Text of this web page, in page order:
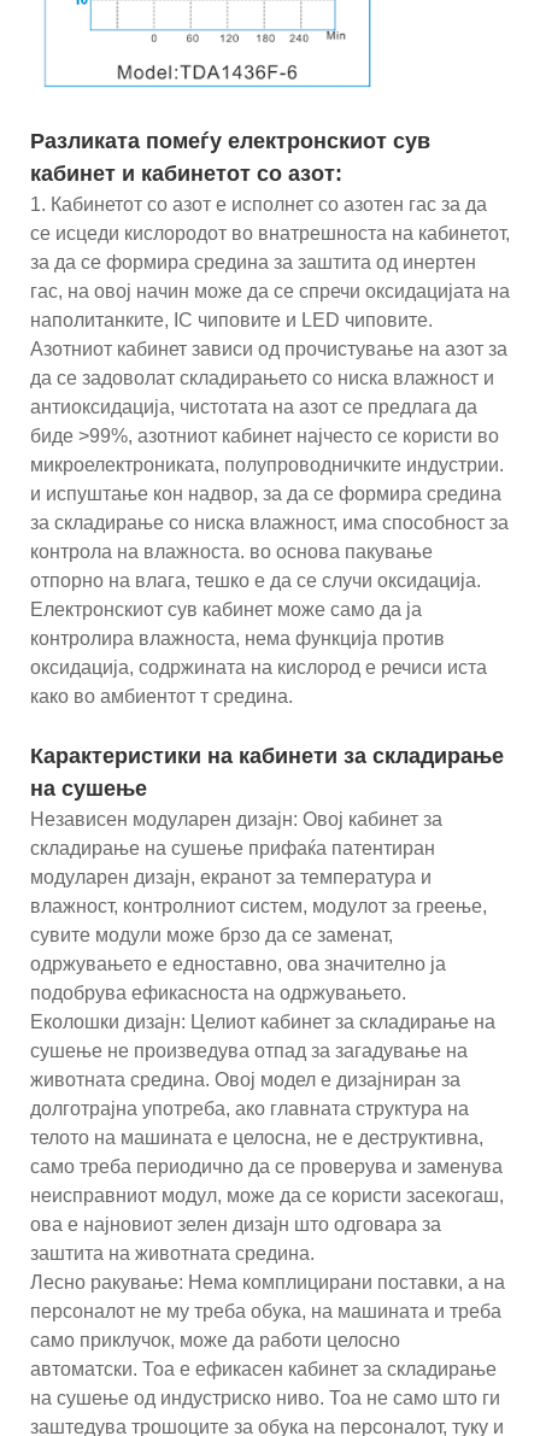
Разликата помеѓу електронскиот сув
кабинет и кабинетот со азот:
1. Кабинетот со азот е исполнет со азотен гас за да
се исцеди кислородот во внатрешноста на кабинетот,
за да се формира средина за заштита од инертен
гас, на овој начин може да се спречи оксидацијата на
наполитанките, IC чиповите и LED чиповите.
Азотниот кабинет зависи од прочистување на азот за
да се задоволат складирањето со ниска влажност и
антиоксидација, чистотата на азот се предлага да
биде >99%, азотниот кабинет најчесто се користи во
микроелектрониката, полупроводничките индустрии.
и испуштање кон надвор, за да се формира средина
за складирање со ниска влажност, има способност за
контрола на влажноста. во основа пакување
отпорно на влага, тешко е да се случи оксидација.
Електронскиот сув кабинет може само да ја
контролира влажноста, нема функција против
оксидација, содржината на кислород е речиси иста
како во амбиентот т средина.
Карактеристики на кабинети за складирање
на сушење
Независен модуларен дизајн: Овој кабинет за
складирање на сушење прифаќа патентиран
модуларен дизајн, екранот за температура и
влажност, контролниот систем, модулот за греење,
сувите модули може брзо да се заменат,
одржувањето е едноставно, ова значително ја
подобрува ефикасноста на одржувањето.
Еколошки дизајн: Целиот кабинет за складирање на
сушење не произведува отпад за загадување на
животната средина. Овој модел е дизајниран за
долготрајна употреба, ако главната структура на
телото на машината е целосна, не е деструктивна,
само треба периодично да се проверува и заменува
неисправниот модул, може да се користи засекогаш,
ова е најновиот зелен дизајн што одговара за
заштита на животната средина.
Лесно ракување: Нема комплицирани поставки, а на
персоналот не му треба обука, на машината и треба
само приклучок, може да работи целосно
автоматски. Тоа е ефикасен кабинет за складирање
на сушење од индустриско ниво. Тоа не само што ги
заштедува трошоците за обука на персоналот, туку и